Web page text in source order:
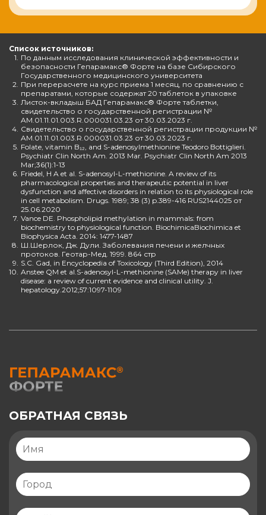
Список источников:
1. По данным исследования клинической эффективности и
безопасности Гепарамакс® Форте на базе Сибирского
Государственного медицинского университета
2. При перерасчете на курс приема 1 месяц, по сравнению с
препаратами, которые содержат 20 таблеток в упаковке
3. Листок-вкладыш БАД Гепарамакс® Форте таблетки,
свидетельство о государственной регистрации №
AM.01.11.01.003.R.000031.03.23 от 30.03.2023 г.
4. Свидетельство о государственной регистрации продукции №
AM.01.11.01.003.R.000031.03.23 от 30.03.2023 г.
5. Folate, vitamin B₁₂, and S-adenosylmethionine Teodoro Bottiglieri.
Psychiatr Clin North Am. 2013 Mar. Psychiatr Clin North Am 2013
Mar;36(1):1-13
6. Friedel, H A et al. S-adenosyl-L-methionine. A review of its
pharmacological properties and therapeutic potential in liver
dysfunction and affective disorders in relation to its physiological role
in cell metabolism. Drugs. 1989; 38 (3) p.389-416 RUS2144025 от
25.06.2020
7. Vance DE. Phospholipid methylation in mammals: from
biochemistry to physiological function. BiochimicaBiochimica et
Biophysica Acta. 2014: 1477-1487
8. Ш.Шерлок, Дж. Дули. Заболевания печени и желчных
протоков. Геотар-Мед. 1999. 864 стр
9. S.C. Gad, in Encyclopedia of Toxicology (Third Edition), 2014
10. Anstee QM et al.S-adenosyl-L-methionine (SAMe) therapy in liver
disease: a review of current evidence and clinical utility. J.
hepatology.2012;57:1097-1109
ОБРАТНАЯ СВЯЗЬ